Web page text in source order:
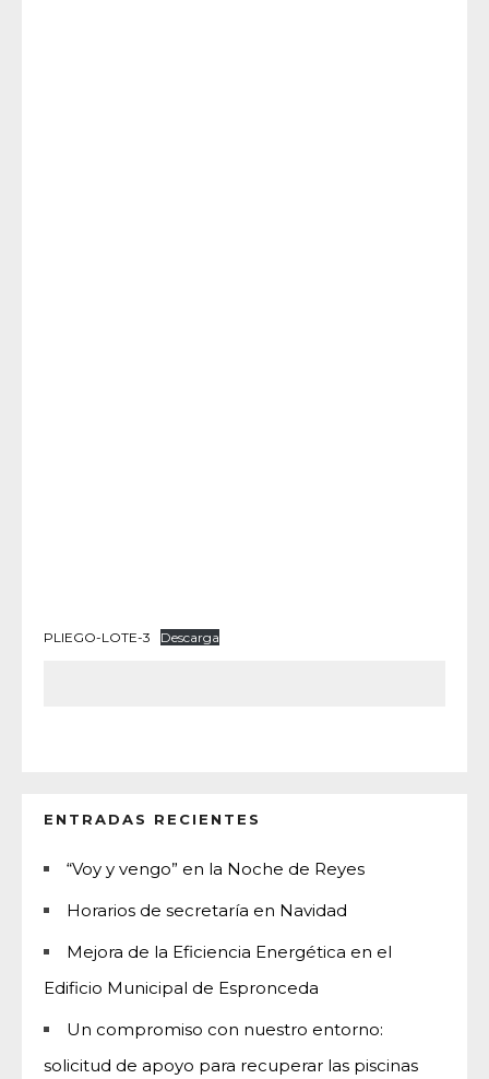
PLIEGO-LOTE-3 Descarga
ENTRADAS RECIENTES
“Voy y vengo” en la Noche de Reyes
Horarios de secretaría en Navidad
Mejora de la Eficiencia Energética en el
Edificio Municipal de Espronceda
Un compromiso con nuestro entorno:
solicitud de apoyo para recuperar las piscinas